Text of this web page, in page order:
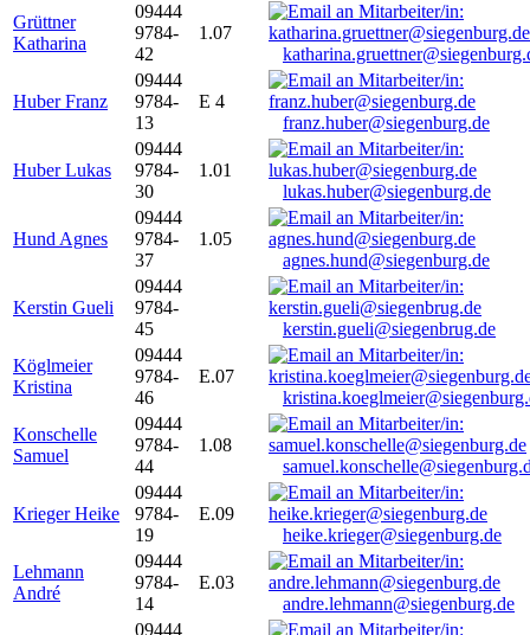
Grüttner
Katharina
09444
9784-
42
1.07
Huber Franz
09444
9784-
13
E 4
franz.huber@siegenburg.de
Huber Lukas
09444
9784-
30
1.01
lukas.huber@siegenburg.de
Hund Agnes
09444
9784-
37
1.05
agnes.hund@siegenburg.de
Kerstin Gueli
09444
9784-
45
kerstin.gueli@siegenbrug.de
Köglmeier
Kristina
09444
9784-
46
E.07
Konschelle
Samuel
09444
9784-
44
1.08
Krieger Heike
09444
9784-
19
E.09
heike.krieger@siegenburg.de
Lehmann
André
09444
9784-
14
E.03
andre.lehmann@siegenburg.de
09444